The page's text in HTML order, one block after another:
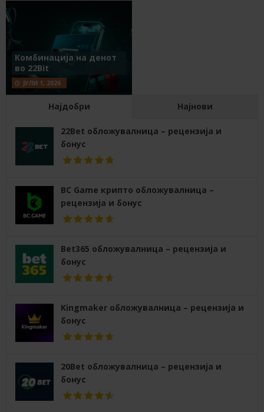
Комбинација на денот
во 22Bit
ЈУЛИ 1, 2026
Најдобри Најнови
22Bet обложувалница – рецензија и
бонус
BC Game крипто обложувалница –
рецензија и бонус
Bet365 обложувалница – рецензија и
бонус
Kingmaker обложувалница – рецензија и
бонус
20Bet обложувалница – рецензија и
бонус